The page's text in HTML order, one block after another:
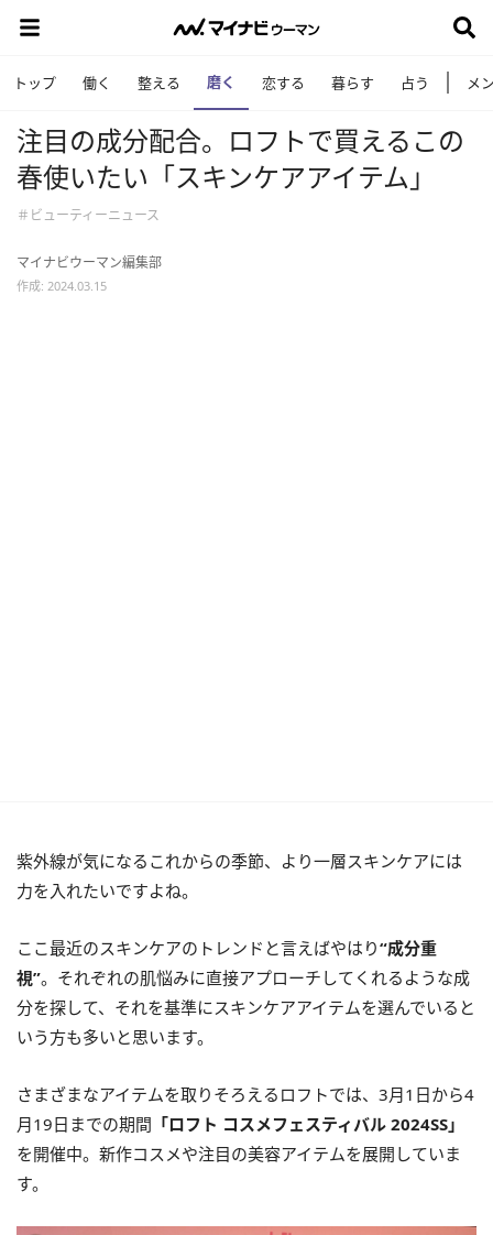
トップ 働く 整える 磨く 恋する 暮らす 占う メ
注目の成分配合。ロフトで買えるこの
春使いたい「スキンケアアイテム」
＃ビューティーニュース
マイナビウーマン編集部
作成: 2024.03.15
紫外線が気になるこれからの季節、より一層スキンケアには
力を入れたいですよね。
ここ最近のスキンケアのトレンドと言えばやはり“成分重
視”。それぞれの肌悩みに直接アプローチしてくれるような成
分を探して、それを基準にスキンケアアイテムを選んでいると
いう方も多いと思います。
さまざまなアイテムを取りそろえるロフトでは、3月1日から4
月19日までの期間 「ロフト コスメフェスティバル 2024SS」
を開催中。新作コスメや注目の美容アイテムを展開していま
す。